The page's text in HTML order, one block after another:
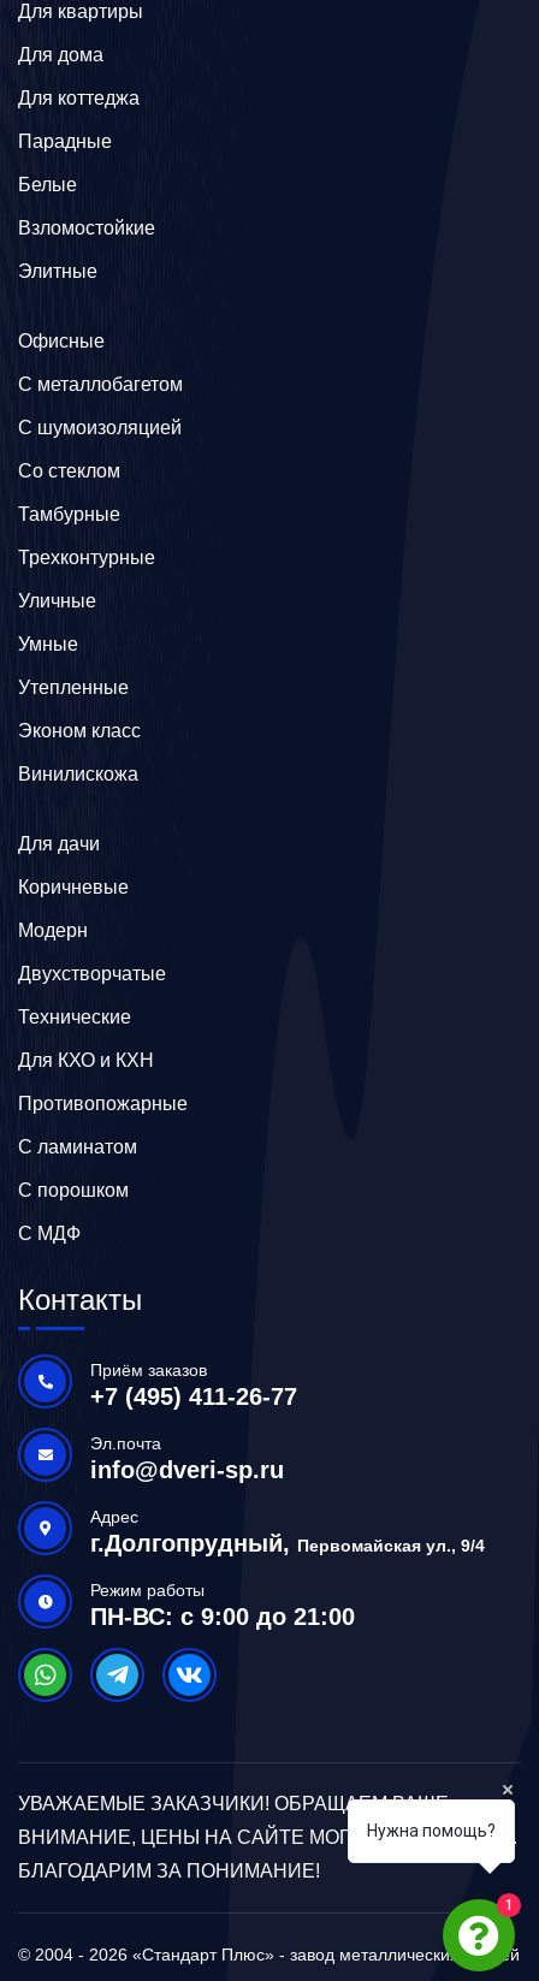
Для квартиры
Для дома
Для коттеджа
Парадные
Белые
Взломостойкие
Элитные
Офисные
C металлобагетом
С шумоизоляцией
Со стеклом
Тамбурные
Трехконтурные
Уличные
Умные
Утепленные
Эконом класс
Винилискожа
Для дачи
Коричневые
Модерн
Двухстворчатые
Технические
Для КХО и КХН
Противопожарные
С ламинатом
С порошком
С МДФ
Контакты
Приём заказов
+7 (495) 411-26-77
Эл.почта
info@dveri-sp.ru
Адрес
г.Долгопрудный, Первомайская ул., 9/4
Режим работы
ПН-ВС: с 9:00 до 21:00
УВАЖАЕМЫЕ ЗАКАЗЧИКИ! ОБРАЩАЕМ ВАШЕ
ВНИМАНИЕ, ЦЕНЫ НА САЙТЕ МОГУТ ОТЛИЧАТЬСЯ.
БЛАГОДАРИМ ЗА ПОНИМАНИЕ!
© 2004 - 2026 «Стандарт Плюс» - завод металлических дверей
Нужна помощь?
1